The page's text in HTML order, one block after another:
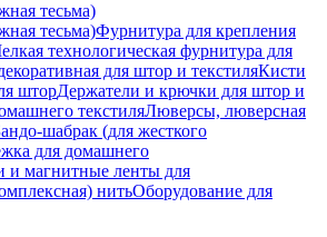
тесьма)
тесьма)Фурнитура для крепления
технологическая фурнитура для
для штор и текстиляКисти
шторДержатели и крючки для штор и
текстиляЛюверсы, люверсная
шабрак (для жесткого
для домашнего
и магнитные ленты для
нитьОборудование для